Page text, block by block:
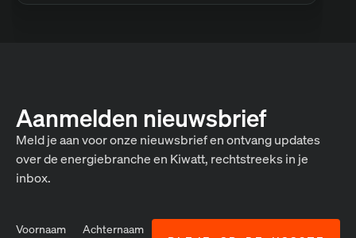
Aanmelden nieuwsbrief
Meld je aan voor onze nieuwsbrief en ontvang updates
over de energiebranche en Kiwatt, rechtstreeks in je
inbox.
Voornaam Achternaam